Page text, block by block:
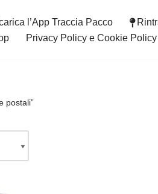
l’App Traccia Pacco
Privacy Policy e Cookie Policy
postali”